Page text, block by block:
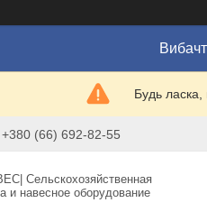
Будь
+380 (66) 692-82-55
Сельскохозяйственная
и навесное оборудование